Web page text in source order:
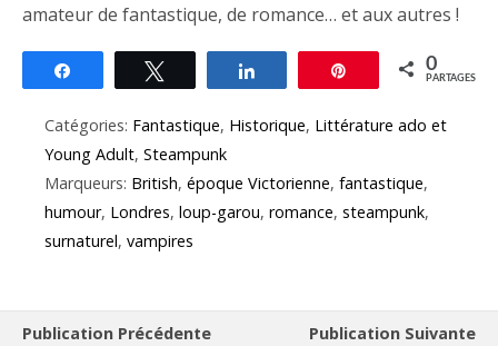
amateur de fantastique, de romance… et aux autres !
Épingle 0
PARTAGES
Catégories: Fantastique, Historique, Littérature ado et
Young Adult, Steampunk
Marqueurs: British, époque Victorienne, fantastique,
humour, Londres, loup-garou, romance, steampunk,
surnaturel, vampires
Publication Précédente
Publication Suivante